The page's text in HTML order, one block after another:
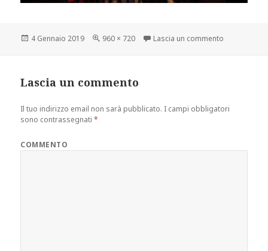
Scritto
4 Gennaio 2019
Dimensione
960 × 720 Lascia un commento
Lascia un commento
Il tuo indirizzo email non sarà pubblicato. I campi obbligatori
sono contrassegnati*
COMMENTO